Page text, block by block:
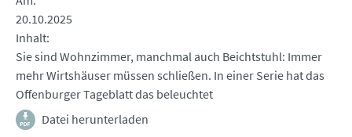
20.10.2025
Inhalt
Sie sind Wohnzimmer, manchmal auch Beichtstuhl: Immer
mehr Wirtshäuser müssen schließen. In einer Serie hat das
Offenburger Tageblatt das beleuchtet
Datei herunterladen